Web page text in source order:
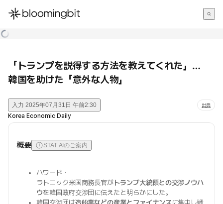
한국어
「トランプを説得する方法を教えてくれた」…
韓国を助けた「意外な人物」
入力 2025年07月31日 午前2:30 出典
Korea Economic Daily
概要 STAT AIのご案内
ハワード・
ラトニック米国商務長官がトランプ大統領との交渉ノウハ
ウを韓国政府交渉団に伝えたと明らかにした。